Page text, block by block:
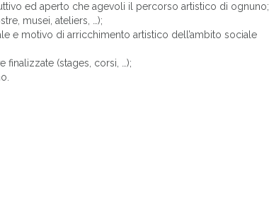
ed aperto che agevoli il percorso artistico di ognuno;
musei, ateliers, …);
motivo di arricchimento artistico dell’ambito sociale
finalizzate (stages, corsi, …);